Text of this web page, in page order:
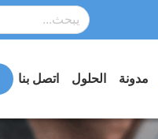
مدونة الحلول اتصل بنا